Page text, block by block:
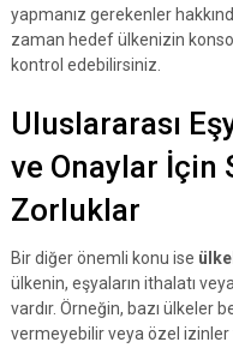
yapmanız gerekenler
zaman hedef ülkenizin
kontrol edebilirsiniz.
Uluslararası
ve Onaylar İçin
Zorluklar
Bir diğer önemli konu ise
ülkenin, eşyaların ithalatı
vardır. Örneğin, bazı ülkeler
vermeyebilir veya özel izinler